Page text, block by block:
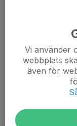
Vi använder
webbplats
även för